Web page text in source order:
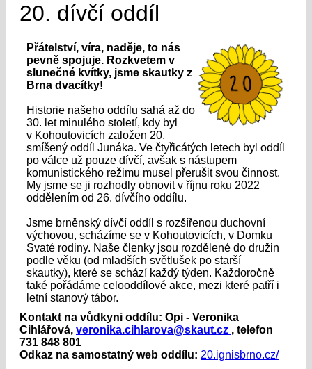
20. dívčí oddíl
Přátelství, víra, naděje, to nás
pevně spojuje. Rozkvetem v
slunečné kvítky, jsme skautky z
Brna dvacítky!
Historie našeho oddílu sahá až do
30. let minulého století, kdy byl
v Kohoutovicích založen 20.
smíšený oddíl Junáka. Ve čtyřicátých letech byl oddíl
po válce už pouze dívčí, avšak s nástupem
komunistického režimu musel přerušit svou činnost.
My jsme se ji rozhodly obnovit v říjnu roku 2022
oddělením od 26. dívčího oddílu.
Jsme brněnský dívčí oddíl s rozšířenou duchovní
výchovou, scházíme se v Kohoutovicích, v Domku
Svaté rodiny. Naše členky jsou rozdělené do družin
podle věku (od mladších světlušek po starší
skautky), které se schází každý týden. Každoročně
také pořádáme celooddílové akce, mezi které patří i
letní stanový tábor.
Kontakt na vůdkyni oddílu: Opi - Veronika
Cihlářová, veronika.cihlarova@skaut.cz , telefon
731 848 801
Odkaz na samostatný web oddílu: 20.ignisbrno.cz/